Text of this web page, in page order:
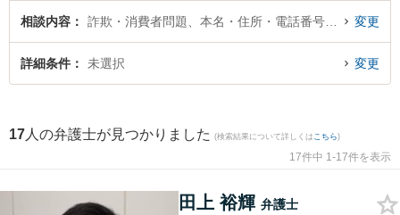
間に発生した本名・住所・電話番号がわかる詐欺師のトラブルを今すぐに弁護
士に相談したい』『本名・住所・電話番号がわかる詐欺師のトラブル解決の実
績豊富な近くの弁護士を検索したい』『初回相談無料で本名・住所・電話番号
相談内容 変更
詳細条件 未選択 変更
17 人の弁護士が見つかりました (検索結果について詳しくは こちら)
17件中 1-17件を表示
田上 裕輝 弁護士